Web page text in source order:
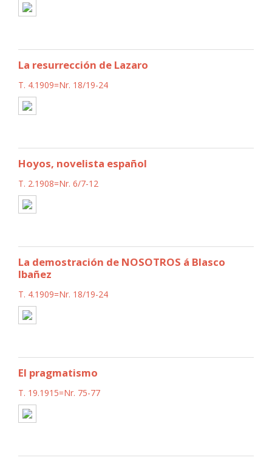
La resurrección de Lazaro
T. 4.1909=Nr. 18/19-24
Hoyos, novelista español
T. 2.1908=Nr. 6/7-12
La demostración de NOSOTROS á Blasco
Ibañez
T. 4.1909=Nr. 18/19-24
El pragmatismo
T. 19.1915=Nr. 75-77